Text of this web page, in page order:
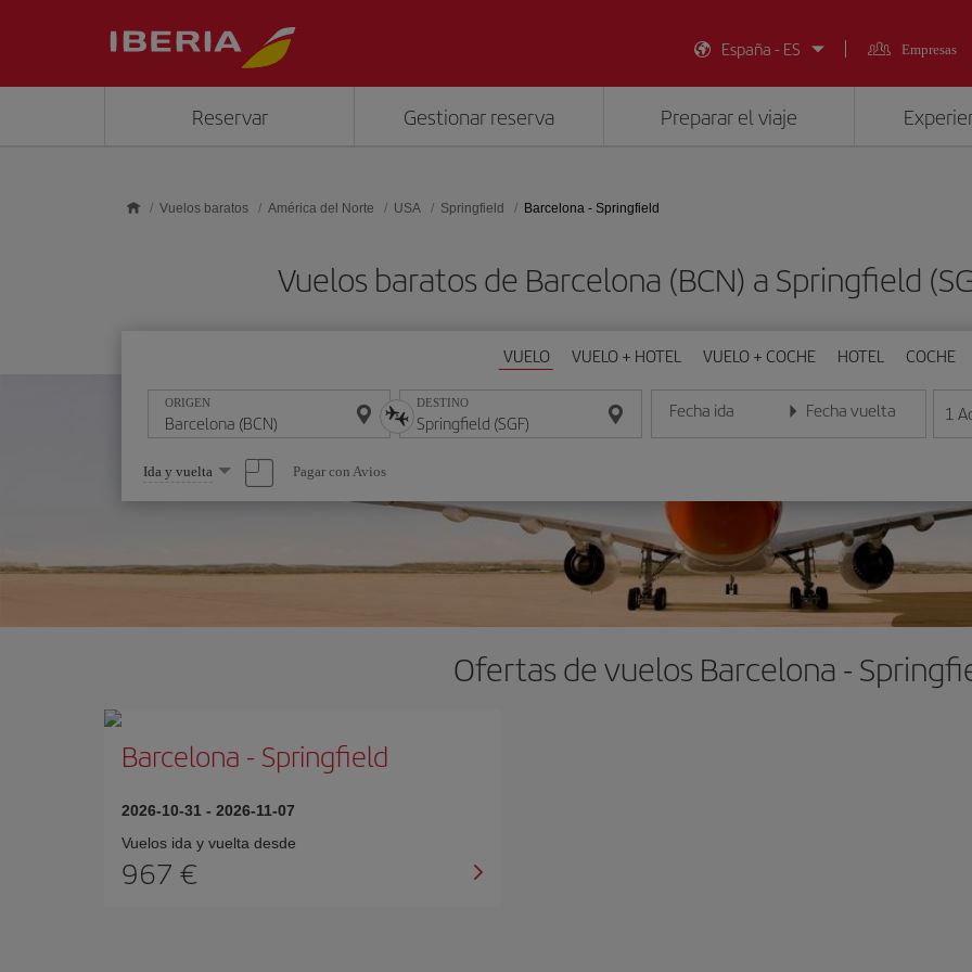
España - ES
Empresas
Reservar Gestionar reserva Preparar el viaje
Vuelos baratos América del Norte USA Springfield Barcelona - Springfield
Vuelos baratos de Barcelona (BCN) a Springfield
VUELO VUELO + HOTEL VUELO + COCHE HOTEL COCHE
ORIGEN DESTINO Fecha ida
Introduce la fecha en formato día/mes/año
Fecha vuelta
Introduce la fecha en 1
Seleccione
una
opción
Ida y vuelta Pagar con Avios
Ofertas de vuelos Barcelona -
Barcelona - Springfield
2026-10-31 - 2026-11-07
Vuelos ida y vuelta desde
967 €